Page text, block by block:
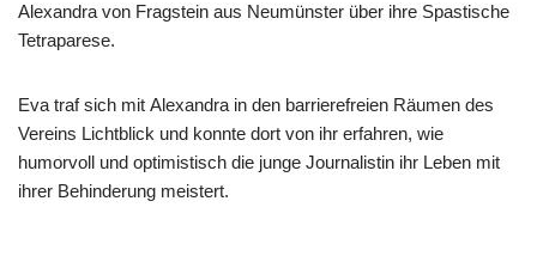
Alexandra von Fragstein aus Neumünster über ihre Spastische
Tetraparese.
Eva traf sich mit Alexandra in den barrierefreien Räumen des
Vereins Lichtblick und konnte dort von ihr erfahren, wie
humorvoll und optimistisch die junge Journalistin ihr Leben mit
ihrer Behinderung meistert.